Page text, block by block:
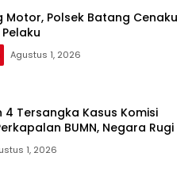
Motor, Polsek Batang Cenaku
Agustus 1, 2026
4 Tersangka Kasus Komisi
BUMN, Negara Rugi
1, 2026